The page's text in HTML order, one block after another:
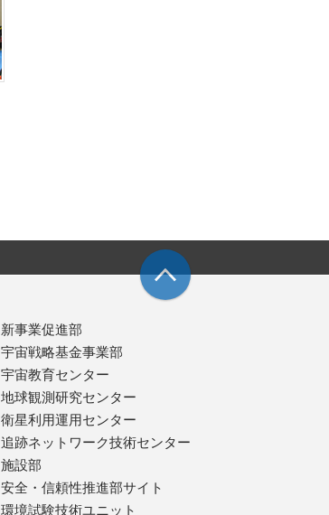
新事業促進部
宇宙戦略基金事業部
宇宙教育センター
地球観測研究センター
衛星利用運用センター
追跡ネットワーク技術センター
施設部
安全・信頼性推進部サイト
環境試験技術ユニット